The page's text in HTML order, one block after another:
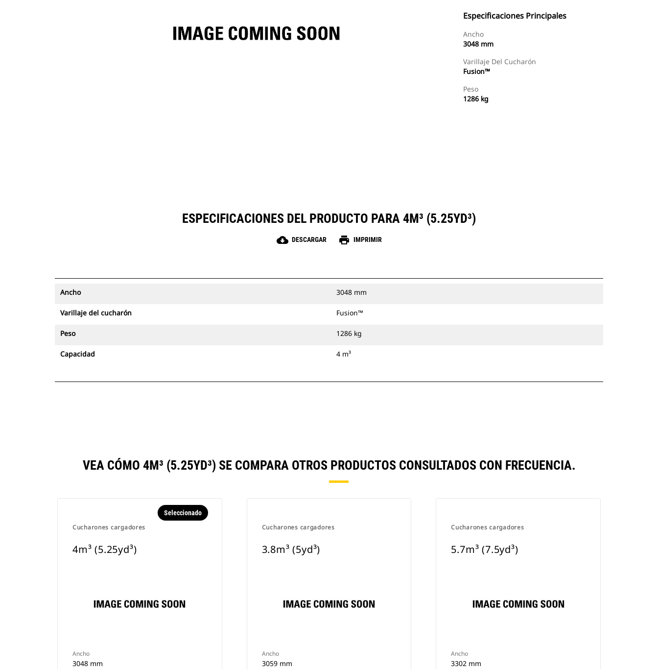
Especificaciones Principales
Ancho
3048 mm
Varillaje Del Cucharón
Fusion™
Peso
1286 kg
ESPECIFICACIONES DEL PRODUCTO PARA 4M³ (5.25YD³)
cloud_download DESCARGAR print IMPRIMIR
Ancho 3048 mm
Varillaje del cucharón Fusion™
Peso 1286 kg
Capacidad 4 m³
VEA CÓMO 4M³ (5.25YD³) SE COMPARA OTROS PRODUCTOS CONSULTADOS CON FRECUENCIA.
Cucharones cargadores
Seleccionado
4m³ (5.25yd³)
Ancho
3048 mm
Cucharones cargadores
3.8m³ (5yd³)
Ancho
3059 mm
Cucharones cargadores
5.7m³ (7.5yd³)
Ancho
3302 mm